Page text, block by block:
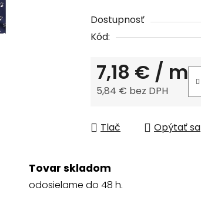
Dostupnosť
Kód:
7,18 € / m
5,84 € bez DPH
Tlač Opýtať sa
Tovar skladom
odosielame do 48 h.